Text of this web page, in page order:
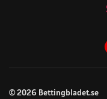
© 2026 Bettingbladet.se